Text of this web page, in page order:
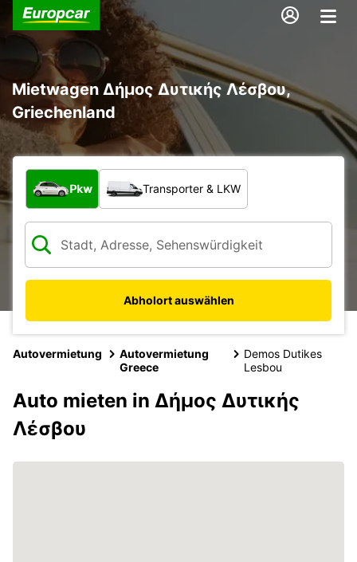
Mietwagen Δήμος Δυτικής Λέσβου,
Griechenland
Welche Art von Fahrzeug?
Pkw Transporter & LKW
Abholort auswählen
Autovermietung
Autovermietung
Greece
Demos Dutikes
Lesbou
Auto mieten in Δήμος Δυτικής
Λέσβου